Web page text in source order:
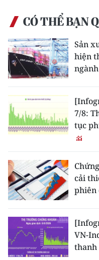
CÓ THỂ BẠN
Sản
hiện
7/8:
tục
cải
phiên
VN-
thanh